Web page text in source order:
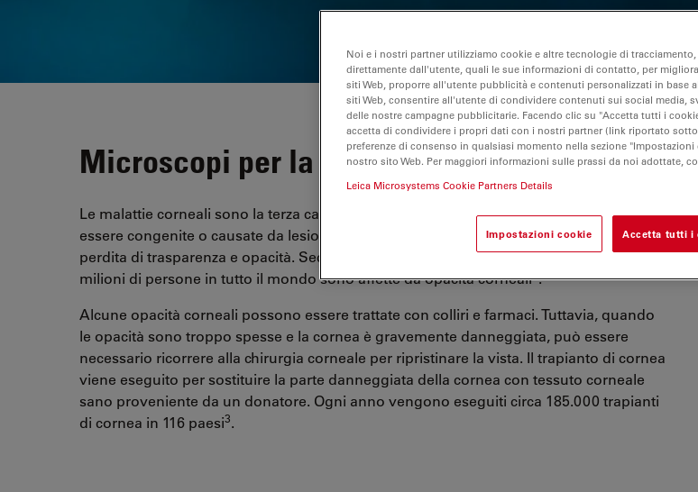
Microscopi per la chirurgia corneale
Le malattie corneali sono la terza causa principale di cecità in tutto il mondo . Possono
essere congenite o causate da lesioni, traumi, infezioni o allergie, con conseguente
perdita di trasparenza e opacità. Secondo l'Organizzazione Mondiale della Sanità, 4,2
milioni di persone in tutto il mondo sono affette da opacità corneali .
Alcune opacità corneali possono essere trattate con colliri e farmaci. Tuttavia, quando
le opacità sono troppo spesse e la cornea è gravemente danneggiata, può essere
necessario ricorrere alla chirurgia corneale per ripristinare la vista. Il trapianto di cornea
viene eseguito per sostituire la parte danneggiata della cornea con tessuto corneale
sano proveniente da un donatore. Ogni anno vengono eseguiti circa 185.000 trapianti
di cornea in 116 paesi3.
Noi e i nostri partner utilizziamo cookie e altre tecnologie di
direttamente dall'utente, quali le sue informazioni di contatto, per
siti Web, proporre all'utente pubblicità e contenuti personalizzati in base
siti Web, consentire all'utente di condividere contenuti sui social media,
delle nostre campagne pubblicitarie. Facendo clic su "Accetta tutti i
accetta di condividere i propri dati con i nostri partner (link riportato
preferenze di consenso in qualsiasi momento nella sezione
nostro sito Web. Per maggiori informazioni sulle prassi da noi adottate,
Leica Microsystems Cookie Partners Details
Impostazioni cookie Accetta tutti i